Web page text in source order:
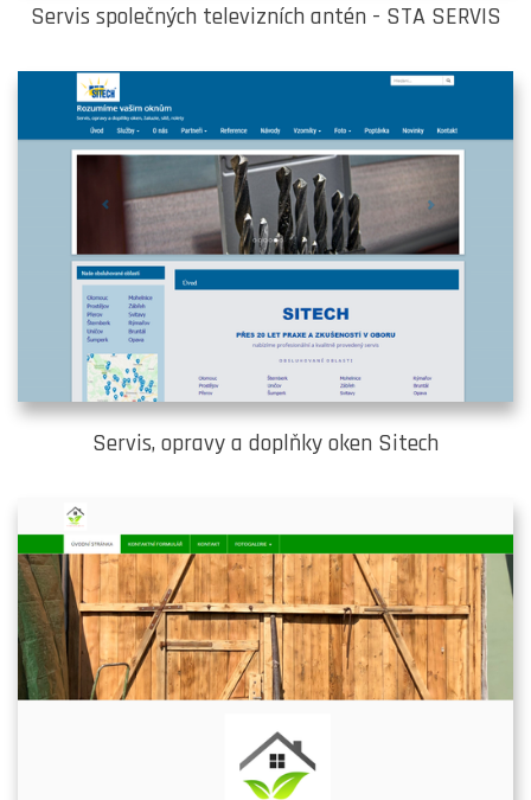
Servis společných televizních antén - STA SERVIS
Servis, opravy a doplňky oken Sitech